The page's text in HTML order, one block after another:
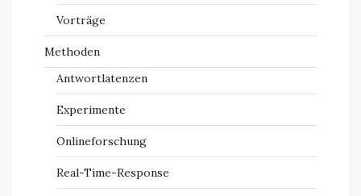
Vorträge
Methoden
Antwortlatenzen
Experimente
Onlineforschung
Real-Time-Response